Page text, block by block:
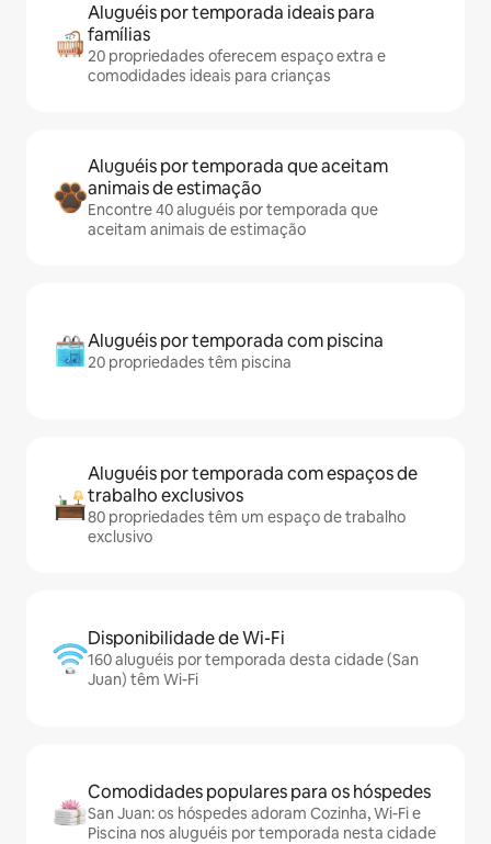
Aluguéis por temporada ideais para
famílias
20 propriedades oferecem espaço extra e
comodidades ideais para crianças
Aluguéis por temporada que aceitam
animais de estimação
Encontre 40 aluguéis por temporada que
aceitam animais de estimação
Aluguéis por temporada com piscina
20 propriedades têm piscina
Aluguéis por temporada com espaços de
trabalho exclusivos
80 propriedades têm um espaço de trabalho
exclusivo
Disponibilidade de Wi-Fi
160 aluguéis por temporada desta cidade (San
Juan) têm Wi-Fi
Comodidades populares para os hóspedes
San Juan: os hóspedes adoram Cozinha, Wi-Fi e
Piscina nos aluguéis por temporada nesta cidade